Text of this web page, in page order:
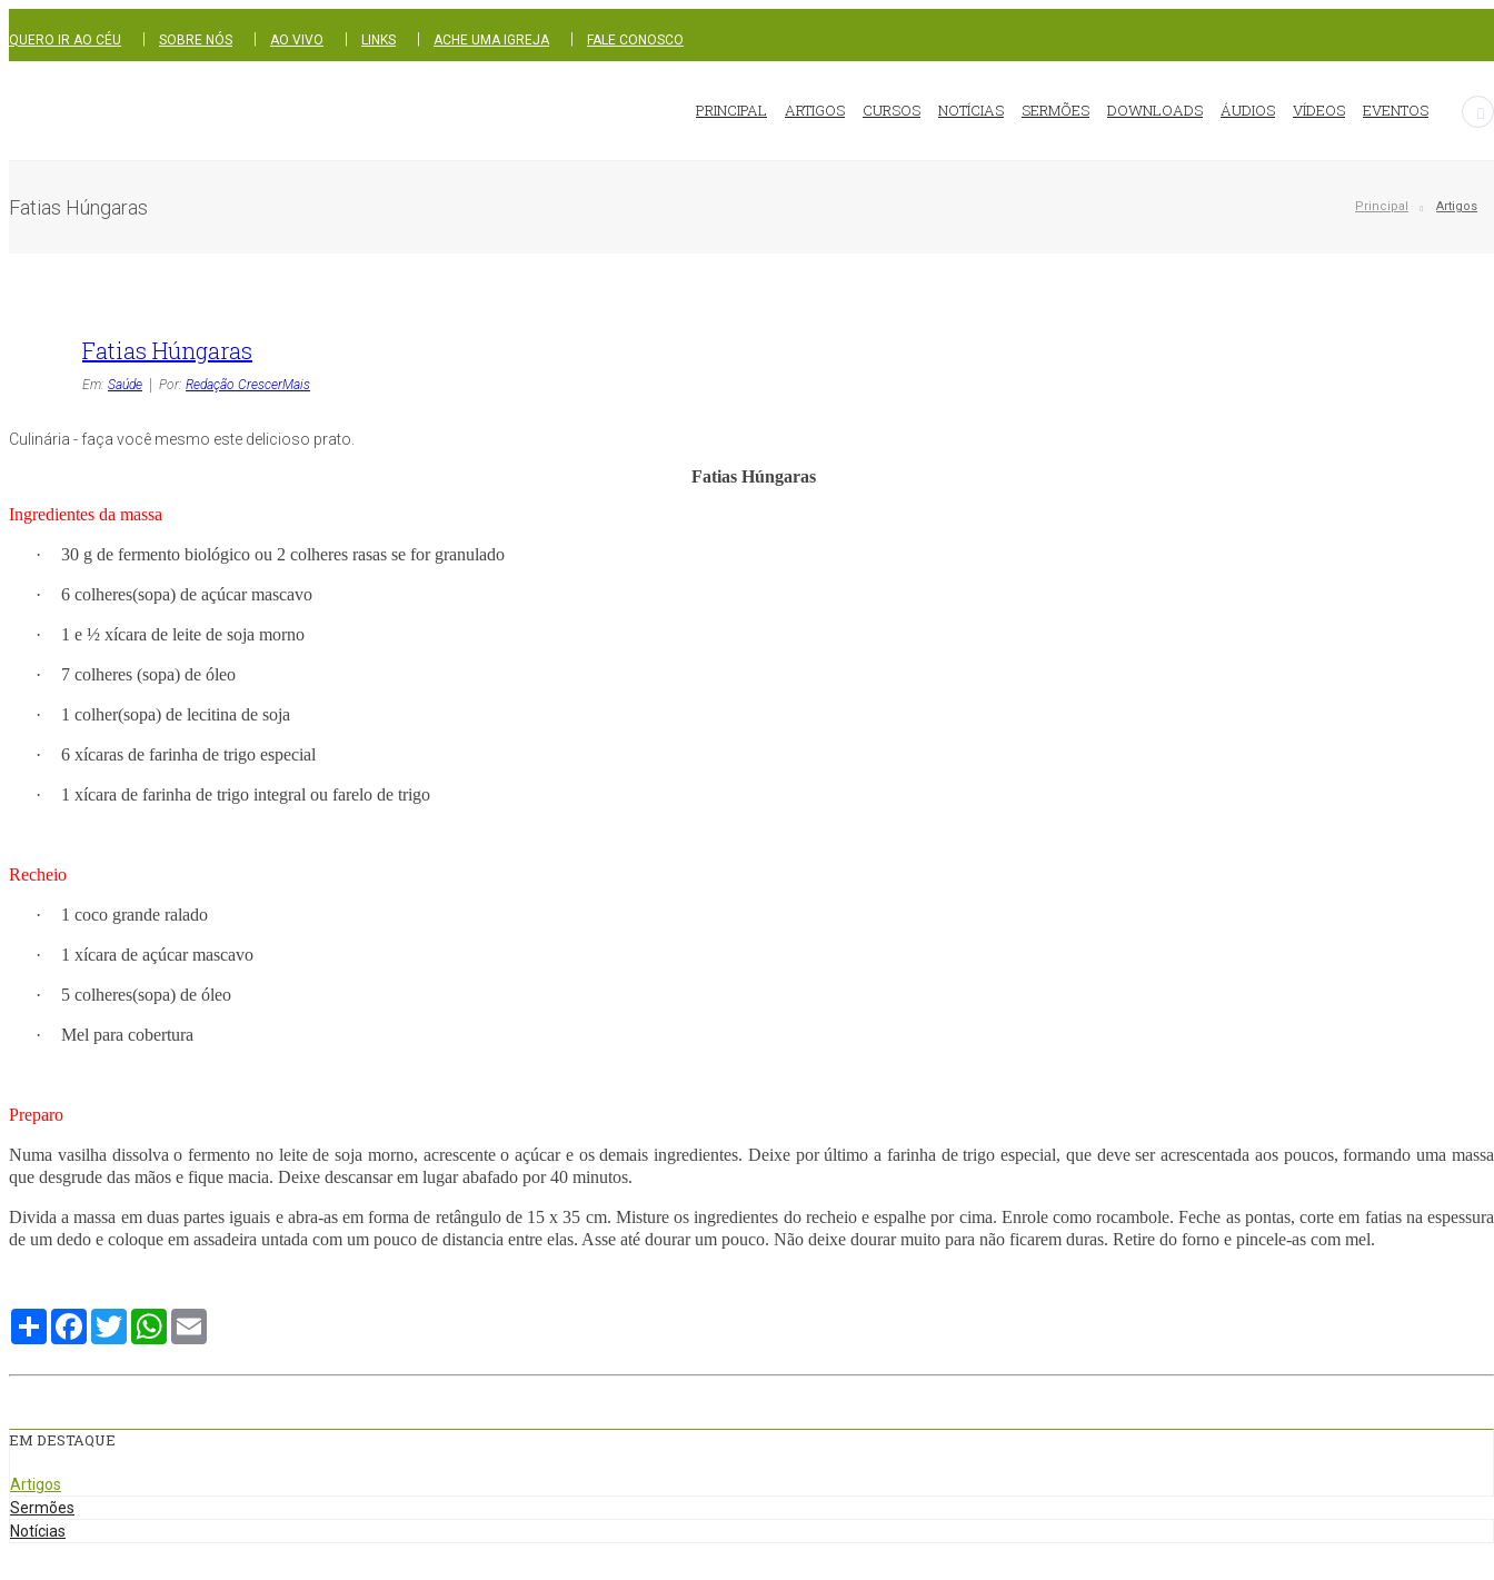
QUERO IR AO CÉU SOBRE NÓS AO VIVO LINKS ACHE UMA IGREJA FALE CONOSCO
PRINCIPAL ARTIGOS CURSOS NOTÍCIAS SERMÕES DOWNLOADS ÁUDIOS VÍDEOS EVENTOS
Fatias Húngaras Principal Artigos
Fatias Húngaras
Em: Saúde Por: Redação CrescerMais
Culinária - faça você mesmo este delicioso prato.
Fatias Húngaras
Ingredientes da massa
· 30 g de fermento biológico ou 2 colheres rasas se for granulado
· 6 colheres(sopa) de açúcar mascavo
· 1 e ½ xícara de leite de soja morno
· 7 colheres (sopa) de óleo
· 1 colher(sopa) de lecitina de soja
· 6 xícaras de farinha de trigo especial
· 1 xícara de farinha de trigo integral ou farelo de trigo
Recheio
· 1 coco grande ralado
· 1 xícara de açúcar mascavo
· 5 colheres(sopa) de óleo
· Mel para cobertura
Preparo
Numa vasilha dissolva o fermento no leite de soja morno, acrescente o açúcar e os demais ingredientes. Deixe por último a farinha de trigo especial, que deve ser acrescentada aos poucos, formando uma massa
que desgrude das mãos e fique macia. Deixe descansar em lugar abafado por 40 minutos.
Divida a massa em duas partes iguais e abra-as em forma de retângulo de 15 x 35 cm. Misture os ingredientes do recheio e espalhe por cima. Enrole como rocambole. Feche as pontas, corte em fatias na espessura
de um dedo e coloque em assadeira untada com um pouco de distancia entre elas. Asse até dourar um pouco. Não deixe dourar muito para não ficarem duras. Retire do forno e pincele-as com mel.
Compartilhe
Facebook
TwitterWhatsApp
EM DESTAQUE
Artigos
Sermões
Notícias